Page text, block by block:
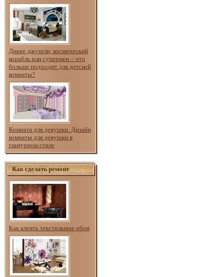
Дикие джунгли, космический
корабль или супермен – что
больше подходит для детской
комнаты?
Комната для девушки. Дизайн
комнаты для девушки в
гламурном стиле
Как сделать ремонт
Как клеить текстильные обои